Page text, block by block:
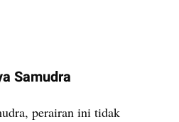
Samudra
perairan ini tidak